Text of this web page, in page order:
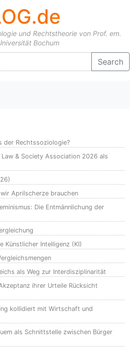
und Rechtstheorie von Prof. em.
Bochum
Search
der Rechtssoziologie?
& Society Association 2026 als
Aprilscherze brauchen
Die Entmännlichung der
Künstlicher Intelligenz (KI)
als Weg zur Interdisziplinarität
ihrer Urteile Rücksicht
kollidiert mit Wirtschaft und
als Schnittstelle zwischen Bürger